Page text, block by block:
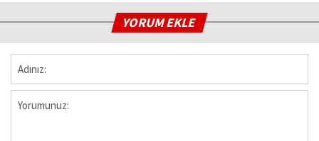
YORUM EKLE